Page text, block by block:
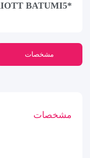
*COURTYARD BY MARRIOTT BATUMI5
مشخصات
مشخصات